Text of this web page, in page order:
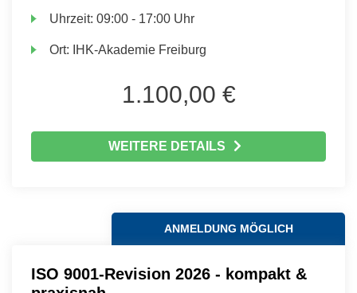
Uhrzeit:09:00 - 17:00 Uhr
Ort: IHK-Akademie Freiburg
1.100,00 €
WEITERE DETAILS
ANMELDUNG MÖGLICH
ISO 9001-Revision 2026 - kompakt &